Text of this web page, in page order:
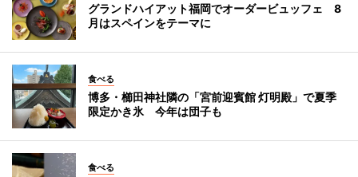
グランドハイアット福岡でオーダービュッフェ 8
月はスペインをテーマに
食べる
博多・櫛田神社隣の「宮前迎賓館 灯明殿」で夏季
限定かき氷 今年は団子も
食べる